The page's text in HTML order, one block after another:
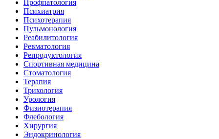
Профпатология
Психиатрия
Психотерапия
Пульмонология
Реабилитология
Ревматология
Репродуктология
Спортивная медицина
Стоматология
Терапия
Трихология
Урология
Физиотерапия
Флебология
Хирургия
Эндокринология